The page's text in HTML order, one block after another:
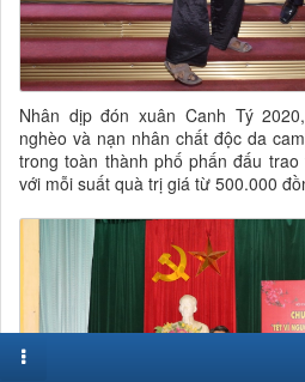
Nhân dịp đón xuân Canh Tý
nghèo và nạn nhân chất độc da
trong toàn thành phố phấn đấu
với mỗi suất quà trị giá từ 500.000